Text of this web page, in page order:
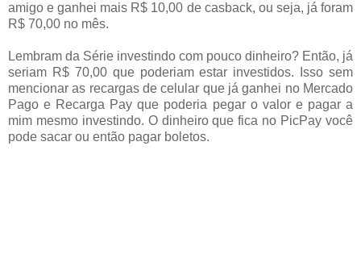
amigo e ganhei mais R$ 10,00 de casback, ou seja, já foram
R$ 70,00 no mês.
Lembram da Série investindo com pouco dinheiro? Então, já
seriam R$ 70,00 que poderiam estar investidos. Isso sem
mencionar as recargas de celular que já ganhei no Mercado
Pago e Recarga Pay que poderia pegar o valor e pagar a
mim mesmo investindo. O dinheiro que fica no PicPay você
pode sacar ou então pagar boletos.